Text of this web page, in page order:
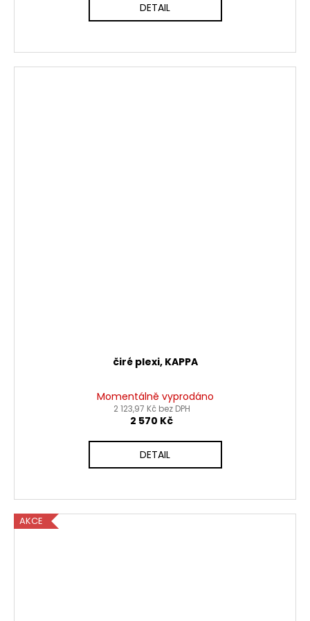
DETAIL
čiré plexi, KAPPA
Momentálně vyprodáno
2 123,97 Kč bez DPH
2 570 Kč
DETAIL
AKCE